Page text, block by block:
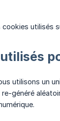
cookies utilisés
utilisons un
généré